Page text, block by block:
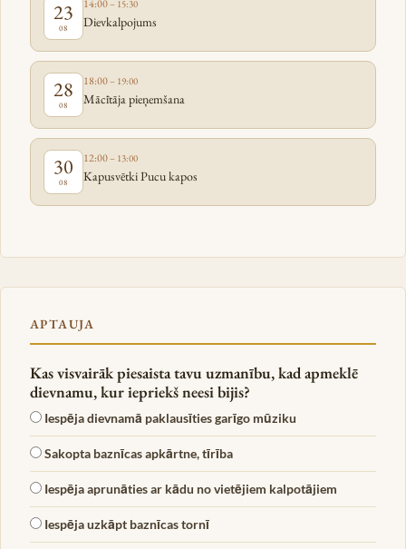
23
08
14:00– 15:30
Dievkalpojums
28
08
18:00– 19:00
Mācītāja pieņemšana
30
08
12:00– 13:00
Kapusvētki Pucu kapos
APTAUJA
Kas visvairāk piesaista tavu uzmanību, kad apmeklē
dievnamu, kur iepriekš neesi bijis?
Iespēja dievnamā paklausīties garīgo mūziku
Sakopta baznīcas apkārtne, tīrība
Iespēja aprunāties ar kādu no vietējiem kalpotājiem
Iespēja uzkāpt baznīcas tornī